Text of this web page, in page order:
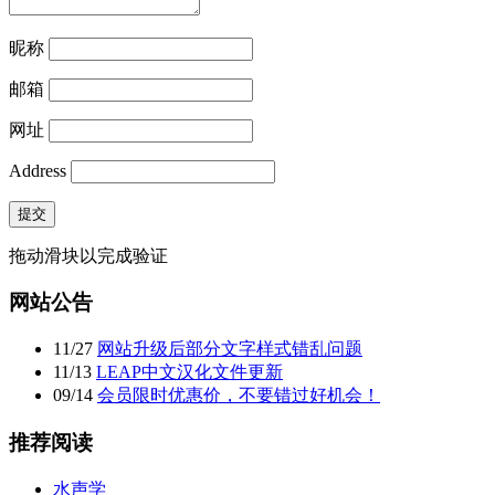
昵称
邮箱
网址
Address
提交
拖动滑块以完成验证
网站公告
11/27 网站升级后部分文字样式错乱问题
11/13 LEAP中文汉化文件更新
09/14 会员限时优惠价，不要错过好机会！
推荐阅读
水声学